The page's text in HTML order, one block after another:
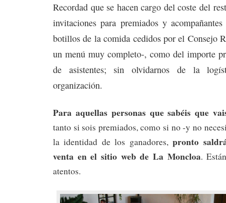
Recordad que se hacen cargo del coste del
invitaciones para premiados y
botillos de la comida cedidos por el Consejo
un menú muy completo-, como del importe
de asistentes; sin olvidarnos de la
organización.
Para aquellas personas que sabéis que
tanto si sois premiados, como si no -y no
la identidad de los ganadores,pronto
venta en el sitio web de La Moncloa.
atentos.